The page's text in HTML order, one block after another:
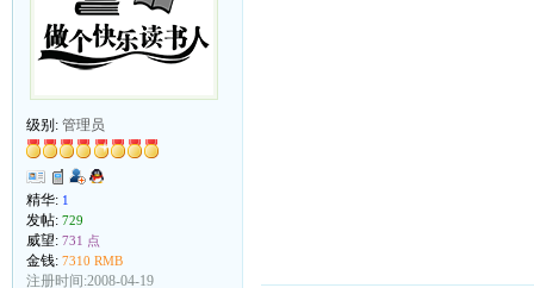
级别: 管理员
精华: 1
发帖: 729
威望: 731 点
金钱: 7310 RMB
注册时间:2008-04-19